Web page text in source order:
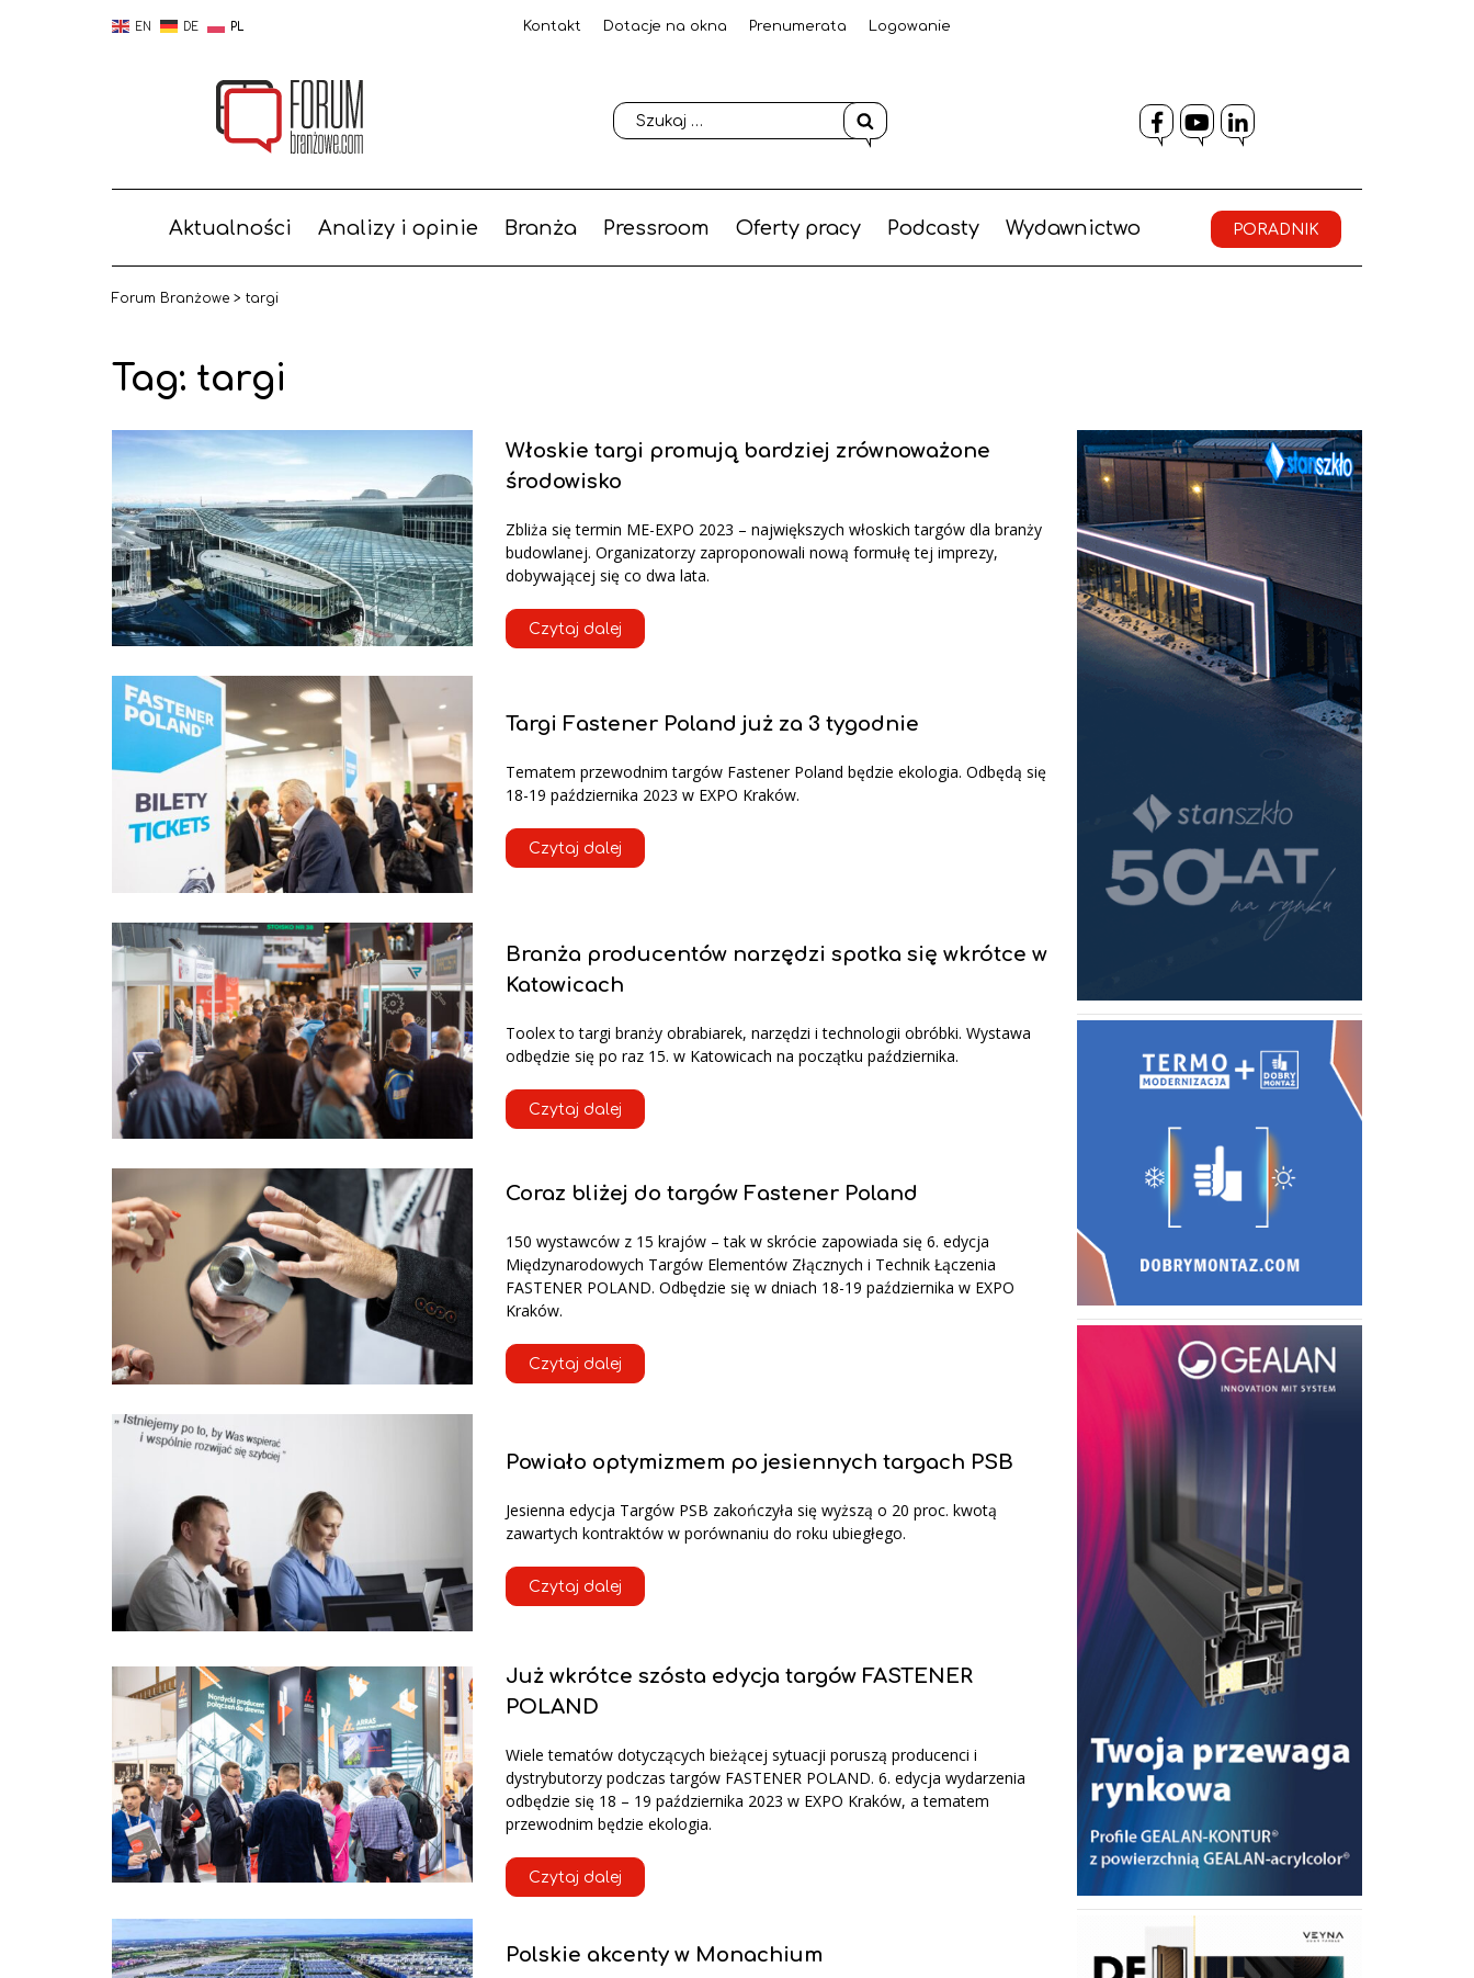
EN DE PL Kontakt Dotacje na okna Prenumerata Logowanie
Facebook
YouTube
LinkedIn
Aktualności Analizy i opinie Branża Pressroom Oferty pracy Podcasty Wydawnictwo PORADNIK
Forum Branżowe > targi
Tag: targi
Włoskie targi promują bardziej zrównoważone
środowisko
Zbliża się termin ME-EXPO 2023 – największych włoskich targów dla branży
budowlanej. Organizatorzy zaproponowali nową formułę tej imprezy,
dobywającej się co dwa lata.
Czytaj dalej
Targi Fastener Poland już za 3 tygodnie
Tematem przewodnim targów Fastener Poland będzie ekologia. Odbędą się
18-19 października 2023 w EXPO Kraków.
Czytaj dalej
Branża producentów narzędzi spotka się wkrótce w
Katowicach
Toolex to targi branży obrabiarek, narzędzi i technologii obróbki. Wystawa
odbędzie się po raz 15. w Katowicach na początku października.
Czytaj dalej
Coraz bliżej do targów Fastener Poland
150 wystawców z 15 krajów – tak w skrócie zapowiada się 6. edycja
Międzynarodowych Targów Elementów Złącznych i Technik Łączenia
FASTENER POLAND. Odbędzie się w dniach 18-19 października w EXPO
Kraków.
Czytaj dalej
Powiało optymizmem po jesiennych targach PSB
Jesienna edycja Targów PSB zakończyła się wyższą o 20 proc. kwotą
zawartych kontraktów w porównaniu do roku ubiegłego.
Czytaj dalej
Już wkrótce szósta edycja targów FASTENER
POLAND
Wiele tematów dotyczących bieżącej sytuacji poruszą producenci i
dystrybutorzy podczas targów FASTENER POLAND. 6. edycja wydarzenia
odbędzie się 18 – 19 października 2023 w EXPO Kraków, a tematem
przewodnim będzie ekologia.
Czytaj dalej
Polskie akcenty w Monachium